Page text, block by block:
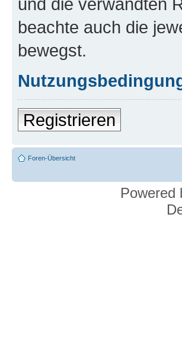
beachte auch die
bewegst.
Registrieren
Foren-Übersicht
Powered